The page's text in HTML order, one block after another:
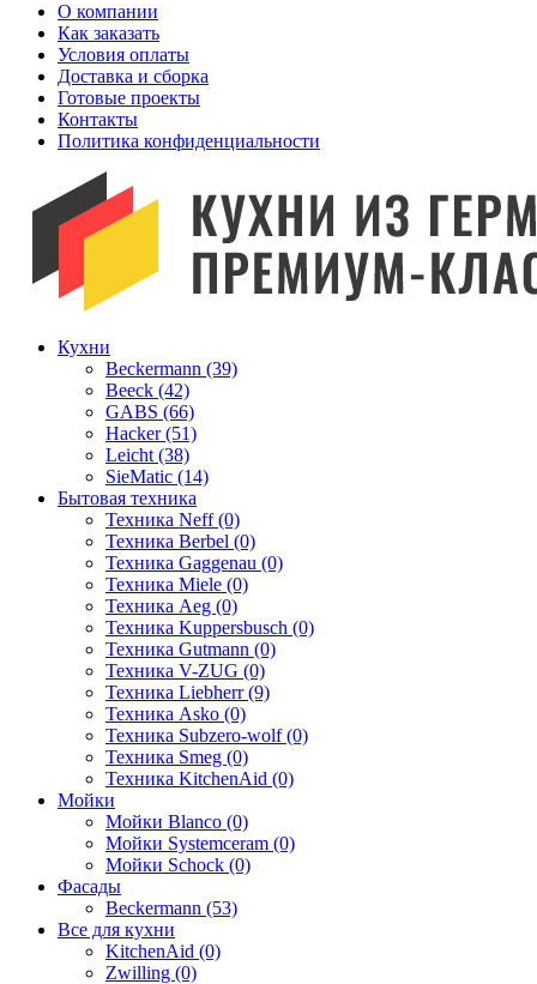
O компании
Как заказать
Условия оплаты
Доставка и сборка
Готовые проекты
Контакты
Политика конфиденциальности
Кухни
Beckermann (39)
Beeck (42)
GABS (66)
Hacker (51)
Leicht (38)
SieMatic (14)
Бытовая техника
Техника Neff (0)
Техника Berbel (0)
Техника Gaggenau (0)
Техника Miele (0)
Техника Aeg (0)
Техника Kuppersbusch (0)
Техника Gutmann (0)
Техника V-ZUG (0)
Техника Liebherr (9)
Техника Asko (0)
Техника Subzero-wolf (0)
Техника Smeg (0)
Техника KitchenAid (0)
Мойки
Мойки Blanco (0)
Мойки Systemceram (0)
Мойки Schock (0)
Фасады
Beckermann (53)
Все для кухни
KitchenAid (0)
Zwilling (0)